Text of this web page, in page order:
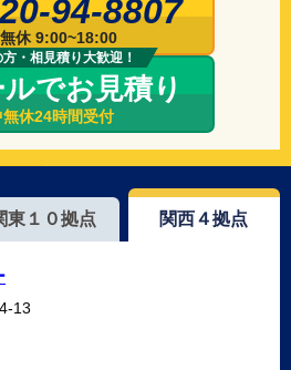
94-8807
休 9:00~18:00
・相見積り大歓迎！
でお見積り
無休24時間受付
東１０拠点 関西４拠点
13